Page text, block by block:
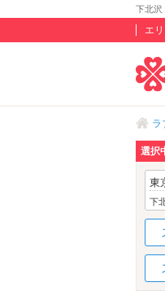
下北沢
エ
ラ
選択
東
下